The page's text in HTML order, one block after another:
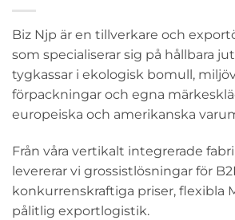
Biz Njp är en tillverkare och
som specialiserar sig på hållbara
tygkassar i ekologisk bomull,
förpackningar och egna
europeiska och amerikanska
Från våra vertikalt integrerade
levererar vi grossistlösningar för
konkurrenskraftiga priser, flexibla
pålitlig exportlogistik.